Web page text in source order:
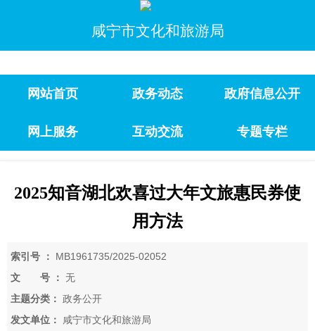
咸宁市文化和旅游局
网站首页 政务动态 政府信息公开
网上服务 互动交流 专题专栏
2025知音湖北欢喜过大年文旅惠民券使
用方法
索引号 ：
MB1961735/2025-02052
文 号 ： 无
主题分类： 政务公开
发文单位：
咸宁市文化和旅游局